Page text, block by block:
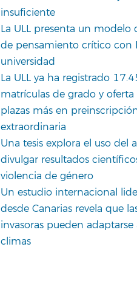
insuficiente
La ULL presenta un modelo
de pensamiento crítico con
universidad
La ULL ya ha registrado
matrículas de grado y
plazas más en
extraordinaria
Una tesis explora el uso del
divulgar resultados
violencia de género
Un estudio internacional
desde Canarias revela que
invasoras pueden adaptarse
climas